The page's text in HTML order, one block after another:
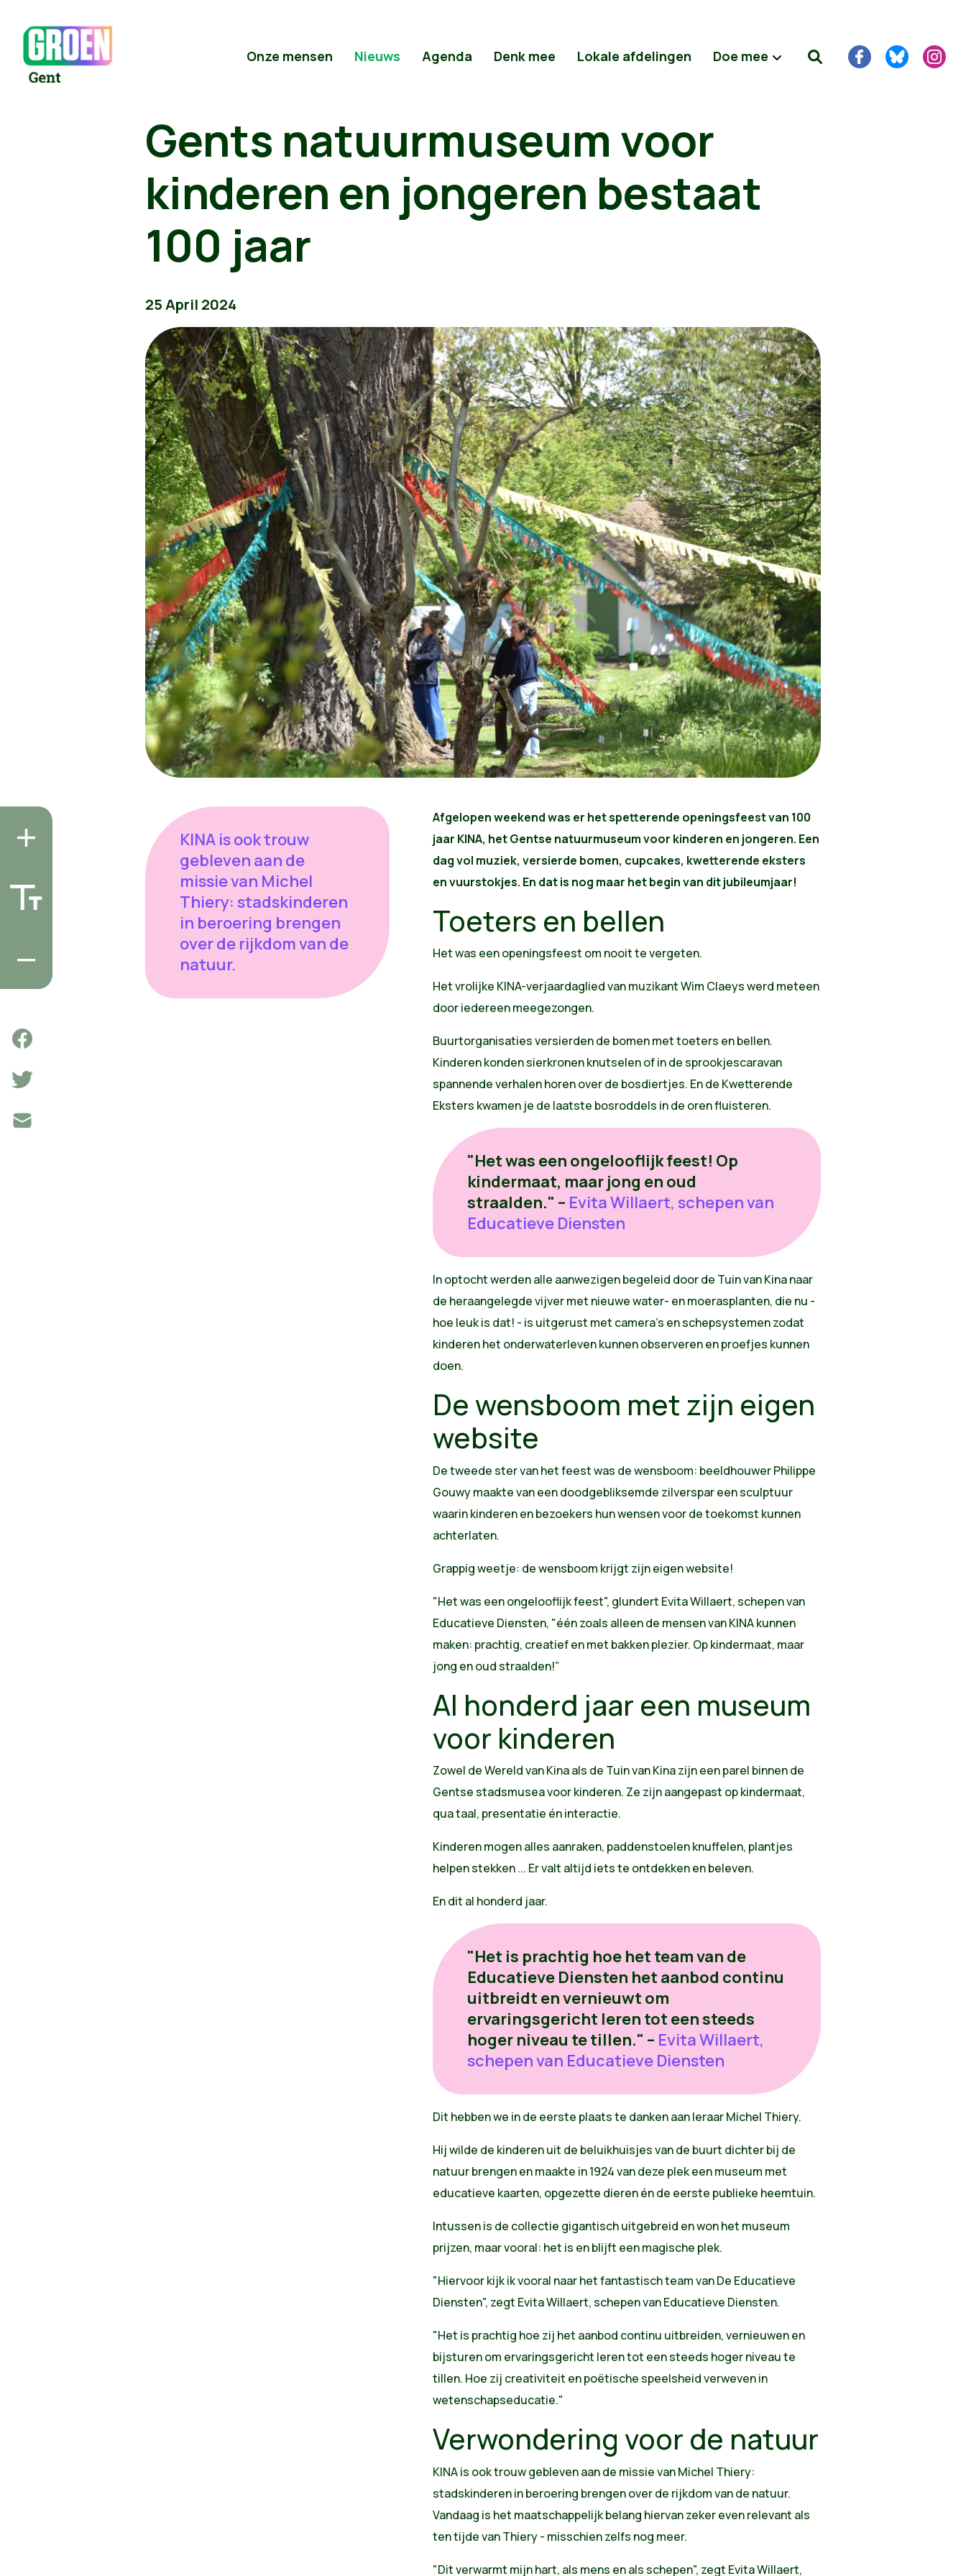
Onze mensen Nieuws Agenda Denk mee Lokale afdelingen Doe mee
Gents natuurmuseum voor
kinderen en jongeren bestaat
100 jaar
25 April 2024
KINA is ook trouw
gebleven aan de
missie van Michel
Thiery: stadskinderen
in beroering brengen
over de rijkdom van de
natuur.
Afgelopen weekend was er het spetterende openingsfeest van 100
jaar KINA, het Gentse natuurmuseum voor kinderen en jongeren. Een
dag vol muziek, versierde bomen, cupcakes, kwetterende eksters
en vuurstokjes. En dat is nog maar het begin van dit jubileumjaar!
Toeters en bellen
Het was een openingsfeest om nooit te vergeten.
Het vrolijke KINA-verjaardaglied van muzikant Wim Claeys werd meteen
door iedereen meegezongen.
Buurtorganisaties versierden de bomen met toeters en bellen.
Kinderen konden sierkronen knutselen of in de sprookjescaravan
spannende verhalen horen over de bosdiertjes. En de Kwetterende
Eksters kwamen je de laatste bosroddels in de oren fluisteren.
"Het was een ongelooflijk feest! Op
kindermaat, maar jong en oud
straalden." – Evita Willaert, schepen van
Educatieve Diensten
In optocht werden alle aanwezigen begeleid door de Tuin van Kina naar
de heraangelegde vijver met nieuwe water- en moerasplanten, die nu -
hoe leuk is dat! - is uitgerust met camera's en schepsystemen zodat
kinderen het onderwaterleven kunnen observeren en proefjes kunnen
doen.
De wensboom met zijn eigen
website
De tweede ster van het feest was de wensboom: beeldhouwer Philippe
Gouwy maakte van een doodgebliksemde zilverspar een sculptuur
waarin kinderen en bezoekers hun wensen voor de toekomst kunnen
achterlaten.
Grappig weetje: de wensboom krijgt zijn eigen website!
"Het was een ongelooflijk feest", glundert Evita Willaert, schepen van
Educatieve Diensten, "één zoals alleen de mensen van KINA kunnen
maken: prachtig, creatief en met bakken plezier. Op kindermaat, maar
jong en oud straalden!”
Al honderd jaar een museum
voor kinderen
Zowel de Wereld van Kina als de Tuin van Kina zijn een parel binnen de
Gentse stadsmusea voor kinderen. Ze zijn aangepast op kindermaat,
qua taal, presentatie én interactie.
Kinderen mogen alles aanraken, paddenstoelen knuffelen, plantjes
helpen stekken ... Er valt altijd iets te ontdekken en beleven.
En dit al honderd jaar.
"Het is prachtig hoe het team van de
Educatieve Diensten het aanbod continu
uitbreidt en vernieuwt om
ervaringsgericht leren tot een steeds
hoger niveau te tillen." – Evita Willaert,
schepen van Educatieve Diensten
Dit hebben we in de eerste plaats te danken aan leraar Michel Thiery.
Hij wilde de kinderen uit de beluikhuisjes van de buurt dichter bij de
natuur brengen en maakte in 1924 van deze plek een museum met
educatieve kaarten, opgezette dieren én de eerste publieke heemtuin.
Intussen is de collectie gigantisch uitgebreid en won het museum
prijzen, maar vooral: het is en blijft een magische plek.
"Hiervoor kijk ik vooral naar het fantastisch team van De Educatieve
Diensten", zegt Evita Willaert, schepen van Educatieve Diensten.
"Het is prachtig hoe zij het aanbod continu uitbreiden, vernieuwen en
bijsturen om ervaringsgericht leren tot een steeds hoger niveau te
tillen. Hoe zij creativiteit en poëtische speelsheid verweven in
wetenschapseducatie."
Verwondering voor de natuur
KINA is ook trouw gebleven aan de missie van Michel Thiery:
stadskinderen in beroering brengen over de rijkdom van de natuur.
Vandaag is het maatschappelijk belang hiervan zeker even relevant als
ten tijde van Thiery - misschien zelfs nog meer.
"Dit verwarmt mijn hart, als mens en als schepen", zegt Evita Willaert,